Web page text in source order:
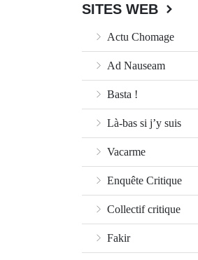
SITES WEB
Actu Chomage
Ad Nauseam
Basta !
Là-bas si j’y suis
Vacarme
Enquête Critique
Collectif critique
Fakir